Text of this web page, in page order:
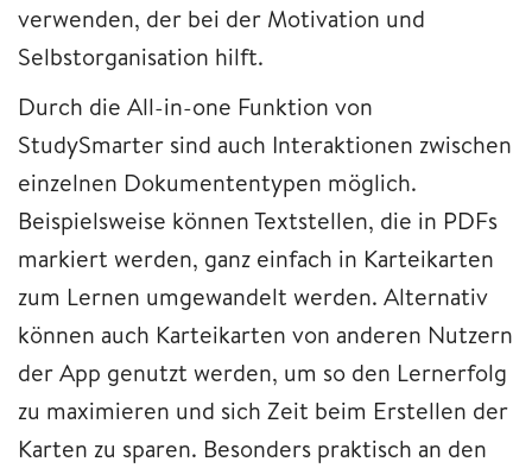
verwenden, der bei der Motivation und
Selbstorganisation hilft.
Durch die All-in-one Funktion von
StudySmarter sind auch Interaktionen zwischen
einzelnen Dokumententypen möglich.
Beispielsweise können Textstellen, die in PDFs
markiert werden, ganz einfach in Karteikarten
zum Lernen umgewandelt werden. Alternativ
können auch Karteikarten von anderen Nutzern
der App genutzt werden, um so den Lernerfolg
zu maximieren und sich Zeit beim Erstellen der
Karten zu sparen. Besonders praktisch an den